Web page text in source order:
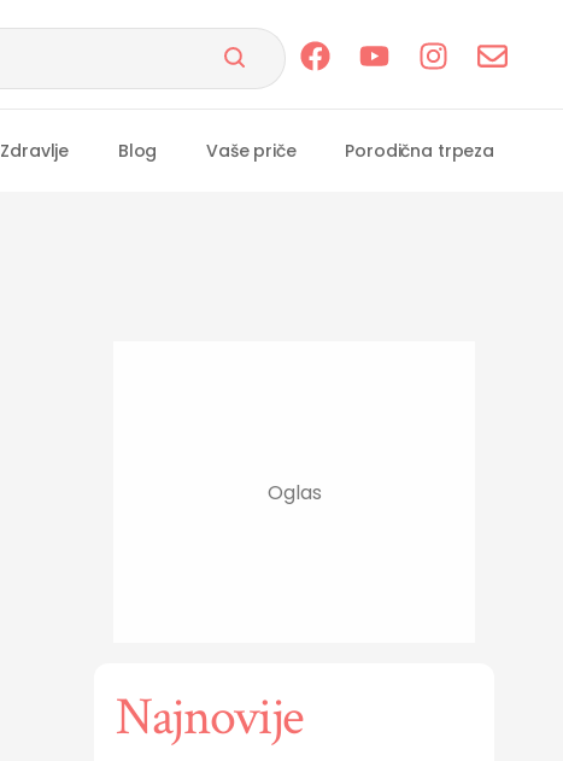
Zdravlje Blog Vaše priče Porodična trpeza
Najnovije